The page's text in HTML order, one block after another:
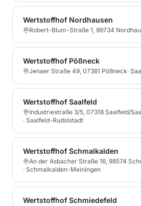
Wertstoffhof Nordhausen
Robert-Blum-Straße 1, 99734
Wertstoffhof Pößneck
Jenaer Straße 49, 07381 Pößneck·
Wertstoffhof Saalfeld
Industriestraße 3/5, 07318 Saalfeld/
· Saalfeld-Rudolstadt
Wertstoffhof Schmalkalden
An der Asbacher Straße 16, 98574
· Schmalkalden-Meiningen
Wertstoffhof Schmiedefeld